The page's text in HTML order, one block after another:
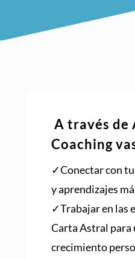
A través de
Coaching
✓Conectar con
y aprendizajes
✓Trabajar en las
Carta Astral
crecimiento